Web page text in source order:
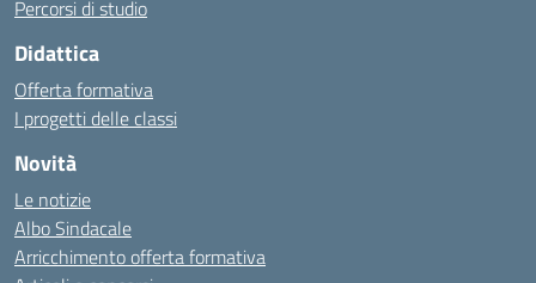
Percorsi di studio
Didattica
Offerta formativa
I progetti delle classi
Novità
Le notizie
Albo Sindacale
Arricchimento offerta formativa